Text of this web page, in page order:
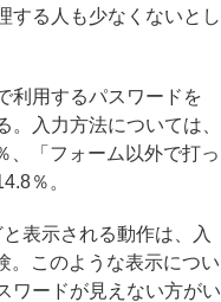
する人も少なくないとし
利用するパスワードを
。入力方法については、
、「フォーム以外で打っ
％。
表示される動作は、入
。このような表示につい
ワードが見えない方がい